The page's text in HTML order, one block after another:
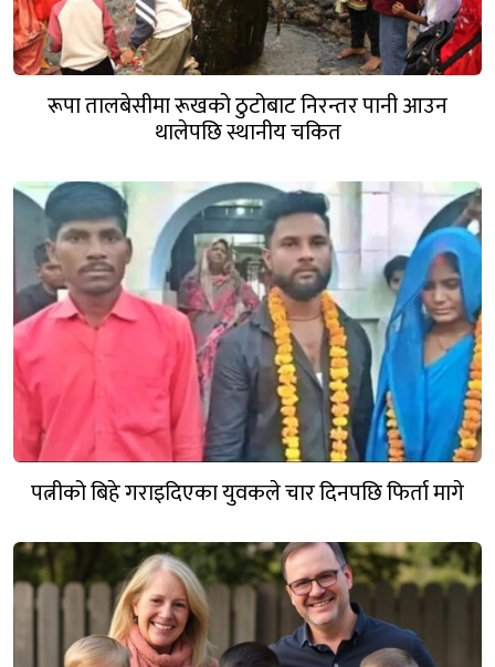
रूपा तालबेसीमा रूखको ठुटोबाट निरन्तर पानी आउन
थालेपछि स्थानीय चकित
पत्नीको बिहे गराइदिएका युवकले चार दिनपछि फिर्ता मागे